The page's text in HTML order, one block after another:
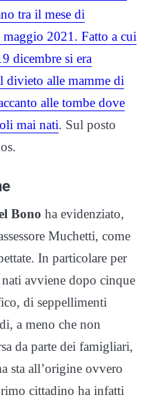
tra il mese di
2021. Fatto a cui
dicembre si era
divieto alle mamme di
alle tombe dove
mai nati. Sul posto
Bono ha evidenziato,
Muchetti, come
In particolare per
avviene dopo cinque
di seppellimenti
a meno che non
da parte dei famigliari,
sta all’origine ovvero
cittadino ha infatti